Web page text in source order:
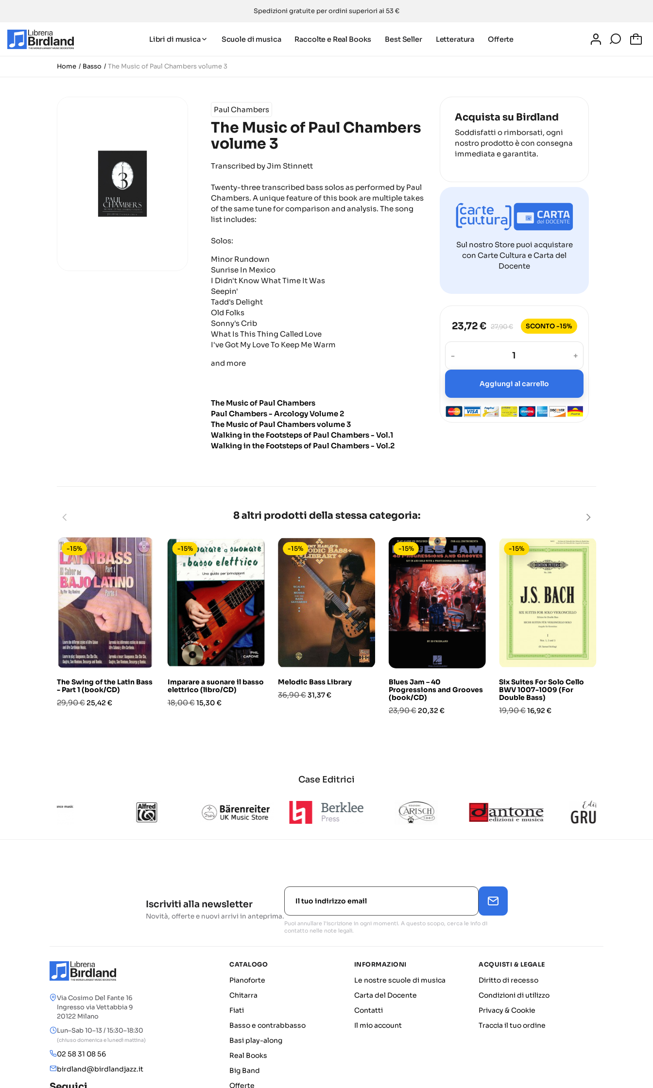
Spedizioni gratuite per ordini superiori ai 53 €
Libri di musica Scuole di musica Raccolte e Real Books Best Seller Letteratura Offerte
Home Basso The Music of Paul Chambers volume 3
Paul Chambers
The Music of Paul Chambers
volume 3
Transcribed by Jim Stinnett
Twenty-three transcribed bass solos as performed by Paul
Chambers. A unique feature of this book are multiple takes
of the same tune for comparison and analysis. The song
list includes:
Solos:
Minor Rundown
Sunrise In Mexico
I Didn't Know What Time It Was
Seepin'
Tadd's Delight
Old Folks
Sonny's Crib
What Is This Thing Called Love
I've Got My Love To Keep Me Warm
and more
The Music of Paul Chambers
Paul Chambers - Arcology Volume 2
The Music of Paul Chambers volume 3
Walking in the Footsteps of Paul Chambers - Vol.1
Walking in the Footsteps of Paul Chambers - Vol.2
Acquista su Birdland
Soddisfatti o rimborsati, ogni
nostro prodotto è con consegna
immediata e garantita.
Sul nostro Store puoi acquistare
con Carte Cultura e Carta del
Docente
23,72 € 27,90 € SCONTO -15%
- +
Aggiungi al carrello
8 altri prodotti della stessa categoria:
The Swing of the Latin Bass
- Part 1 (book/CD)
Prezzo
29,90 € Prezzo
25,42 €
-15%
Imparare a suonare il basso
elettrico (libro/CD)
Prezzo
18,00 €Prezzo
15,30 €
-15%
Melodic Bass Library
Prezzo
36,90 €Prezzo
31,37 €
-15%
Blues Jam – 40
Progressions and Grooves
(book/CD)
Prezzo
23,90 € Prezzo
20,32 €
-15%
Six Suites For Solo Cello
BWV 1007-1009 (For
Double Bass)
Prezzo
19,90 €Prezzo
16,92 €
-15%
Case Editrici
Iscriviti alla newsletter
Novità, offerte e nuovi arrivi in anteprima.
Puoi annullare l'iscrizione in ogni momenti. A questo scopo, cerca le info di
contatto nelle note legali.
Via Cosimo Del Fante 16
Ingresso via Vettabbia 9
20122 Milano
Lun–Sab 10–13 / 15:30–18:30
(chiuso domenica e lunedì mattina)
02 58 31 08 56
birdland@birdlandjazz.it
CATALOGO
Pianoforte
Chitarra
Fiati
Basso e contrabbasso
Basi play-along
Real Books
Big Band
Offerte
INFORMAZIONI
Le nostre scuole di musica
Carta del Docente
Contatti
Il mio account
ACQUISTI & LEGALE
Diritto di recesso
Condizioni di utilizzo
Privacy & Cookie
Traccia il tuo ordine